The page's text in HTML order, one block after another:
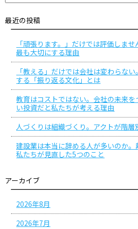
最近の投稿
「頑張ります。」だけでは評価しま
最も大切にする理由
「教える」だけでは会社は変わらな
する「振り返る文化」とは
教育はコストではない。会社の未来
い投資だと私たちが考える理由
人づくりは組織づくり。アクトが階層
建設業は本当に辞める人が多いのか
私たちが見直した5つのこと
アーカイブ
2026年8月
2026年7月